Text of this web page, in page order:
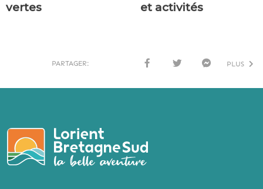
vertes
et activités
PARTAGER:
BOO
TTER
ENG
PLUS